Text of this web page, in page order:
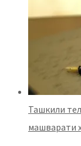
Ташкили
машварати